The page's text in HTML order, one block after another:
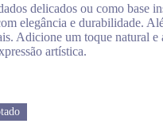
delicados ou como base
elegância e durabilidade.
Adicione um toque natural
artística.